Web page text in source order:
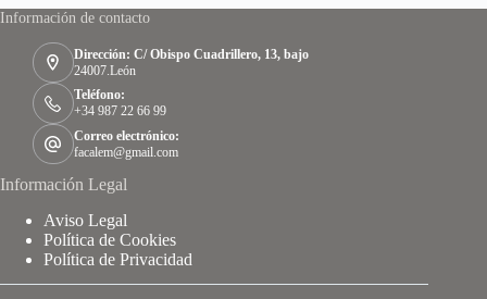
Información de contacto
Dirección: C/ Obispo Cuadrillero, 13, bajo
24007.León
Teléfono:
+34 987 22 66 99
Correo electrónico:
facalem@gmail.com
Información Legal
Aviso Legal
Política de Cookies
Política de Privacidad